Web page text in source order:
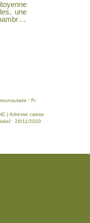
une
,
: Fr
| Adresse caisse
: 28/11/2020